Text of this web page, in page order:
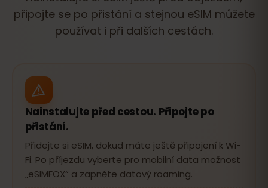
připojte se po přistání a stejnou eSIM můžete
používat i při dalších cestách.
Nainstalujte před cestou. Připojte po
přistání.
Přidejte si eSIM, dokud máte ještě připojení k Wi-
Fi. Po příjezdu vyberte pro mobilní data možnost
„eSIMFOX“ a zapněte datový roaming.